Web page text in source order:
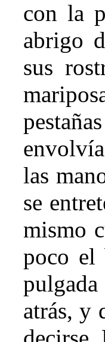
con la
abrigo
sus
las
se
mismo
poco el
atrás, y